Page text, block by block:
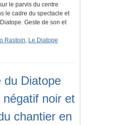
le parvis du centre
le cadre du spectacle et
Geste de son et
Rastoin, Le Diatope
du Diatope
noir et
chantier en